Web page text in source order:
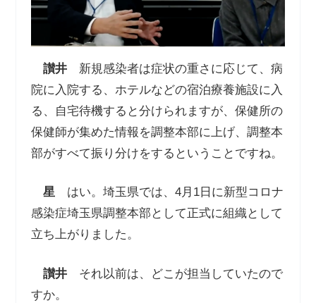
讃井新規感染者は症状の重さに応じて、病
院に入院する、ホテルなどの宿泊療養施設に入
る、自宅待機すると分けられますが、保健所の
保健師が集めた情報を調整本部に上げ、調整本
部がすべて振り分けをするということですね。
星はい。埼玉県では、4月1日に新型コロナ
感染症埼玉県調整本部として正式に組織として
立ち上がりました。
讃井それ以前は、どこが担当していたので
すか。